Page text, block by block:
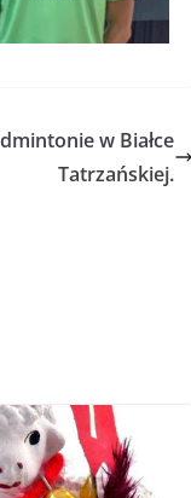
w Białce
Tatrzańskiej.